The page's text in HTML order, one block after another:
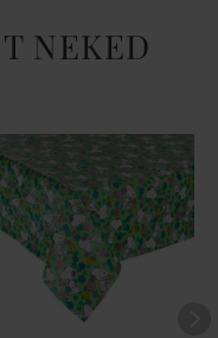
NEKED